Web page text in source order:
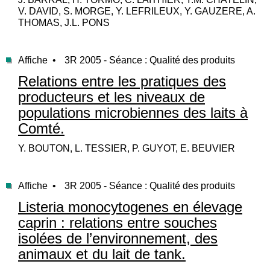
V. DAVID, S. MORGE, Y. LEFRILEUX, Y. GAUZERE, A.
THOMAS, J.L. PONS
Affiche • 3R 2005 - Séance : Qualité des produits
Relations entre les pratiques des
producteurs et les niveaux de
populations microbiennes des laits à
Comté.
Y. BOUTON, L. TESSIER, P. GUYOT, E. BEUVIER
Affiche • 3R 2005 - Séance : Qualité des produits
Listeria monocytogenes en élevage
caprin : relations entre souches
isolées de l’environnement, des
animaux et du lait de tank.